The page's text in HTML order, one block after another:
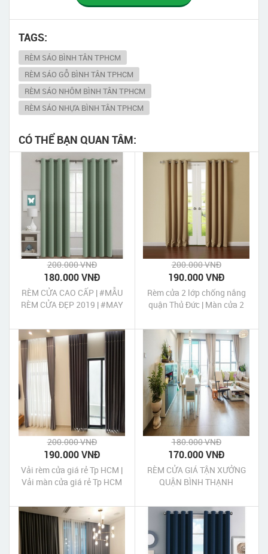
TAGS:
RÈM SÁO BÌNH TÂN TPHCM
RÈM SÁO GỖ BÌNH TÂN TPHCM
RÈM SÁO NHÔM BÌNH TÂN TPHCM
RÈM SÁO NHỰA BÌNH TÂN TPHCM
CÓ THỂ BẠN QUAN TÂM:
200.000 VNĐ
180.000 VNĐ
RÈM CỬA CAO CẤP | #MẪU
RÈM CỬA ĐẸP 2019 | #MAY
200.000 VNĐ
190.000 VNĐ
Rèm cửa 2 lớp chống nắng
quận Thủ Đức | Màn cửa 2
Đức Tp HCM
200.000 VNĐ
190.000 VNĐ
Vải rèm cửa giá rẻ Tp HCM |
Vải màn cửa giá rẻ Tp HCM
180.000 VNĐ
170.000 VNĐ
RÈM CỬA GIÁ TẬN XƯỞNG
QUẬN BÌNH THẠNH